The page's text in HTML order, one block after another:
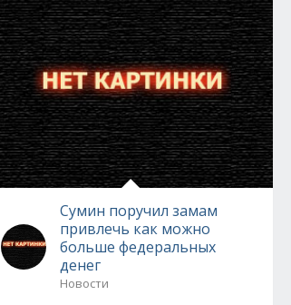
Сумин поручил замам
привлечь как можно
больше федеральных
денег
Новости